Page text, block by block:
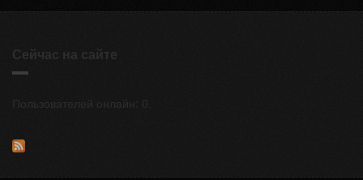
Сейчас на сайте
Пользователей онлайн: 0.